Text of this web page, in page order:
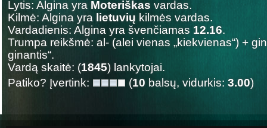
Lytis: Algina yra Moteriškas vardas.
Kilmė: Algina yra lietuvių kilmės vardas.
Vardadienis: Algina yra švenčiamas 12.16.
Trumpa reikšmė: al- (alei vienas „kiekvienas“) +
ginantis“.
Vardą skaitė: (1845) lankytojai.
Patiko? Įvertink:
(10 balsų, vidurkis: 3.00)